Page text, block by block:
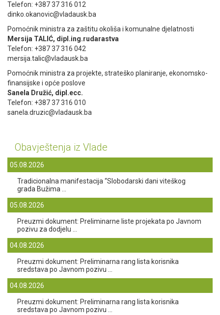
Telefon: +387 37 316 012
dinko.okanovic@vladausk.ba
Pomoćnik ministra za zaštitu okoliša i komunalne djelatnosti
Mersija TALIĆ, dipl.ing.rudarastva
Telefon: +387 37 316 042
mersija.talic@vladausk.ba
Pomoćnik ministra za projekte, strateško planiranje, ekonomsko-
finansijske i opće poslove
Sanela Družić, dipl.ecc.
Telefon: +387 37 316 010
sanela.druzic@vladausk.ba
Obavještenja iz Vlade
05.08.2026
Tradicionalna manifestacija “Slobodarski dani viteškog
grada Bužima ...
05.08.2026
Preuzmi dokument: Preliminarne liste projekata po Javnom
pozivu za dodjelu ...
04.08.2026
Preuzmi dokument: Preliminarna rang lista korisnika
sredstava po Javnom pozivu ...
04.08.2026
Preuzmi dokument: Preliminarna rang lista korisnika
sredstava po Javnom pozivu ...